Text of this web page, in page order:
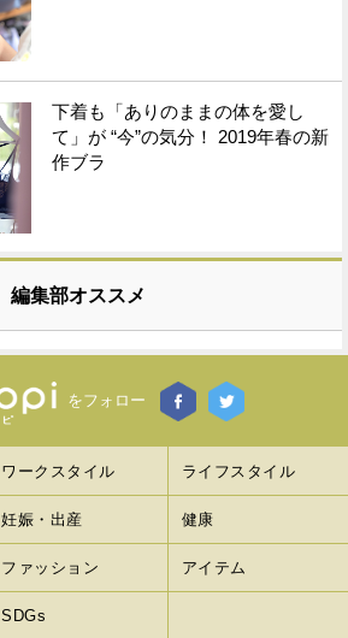
下着も「ありのままの体を愛し
て」が “今”の気分！ 2019年春の新
作ブラ
編集部オススメ
をフォロー
ワークスタイル ライフスタイル
妊娠・出産 健康
ファッション アイテム
SDGs